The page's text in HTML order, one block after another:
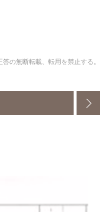
の無断転載、転用を禁止する。